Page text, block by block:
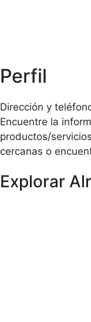
Perfil
Dirección y
Encuentre la
productos/
cercanas o
Explorar